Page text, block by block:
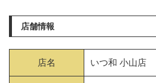
店舗情報
店名 いつ和 小山店